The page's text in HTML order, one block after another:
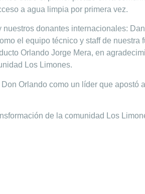
a agua limpia por primera vez.
donantes internacionales:
el equipo técnico y staff de
Orlando Jorge Mera, en
Los Limones.
Orlando como un líder que
de la comunidad Los